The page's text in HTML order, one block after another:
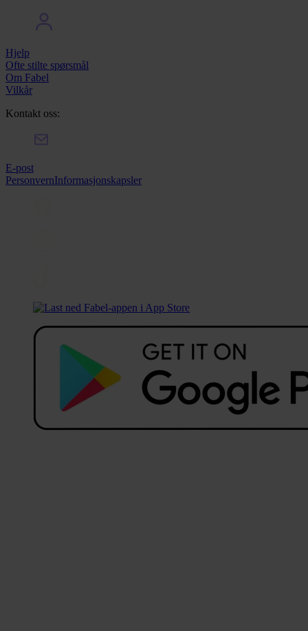
Hjelp
Ofte stilte spørsmål
Om Fabel
Vilkår
Kontakt oss:
E-post
PersonvernInformasjonskapsler